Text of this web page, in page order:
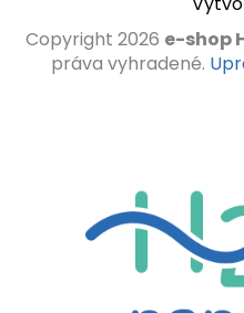
Copyright 2026 e-shop
práva vyhradené.